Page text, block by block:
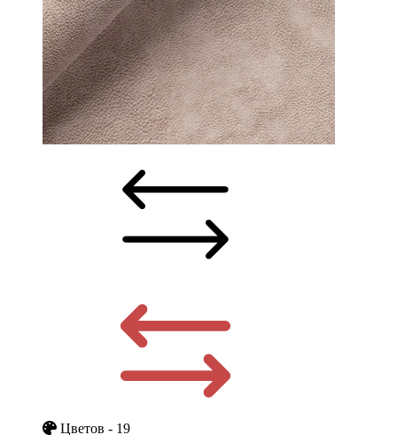
Цветов - 19